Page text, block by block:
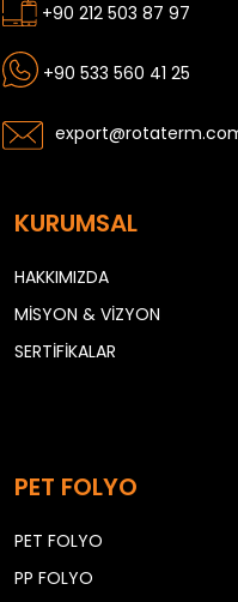
+90 212 503 87 97
+90 533 560 41 25
KURUMSAL
HAKKIMIZDA
MİSYON & VİZYON
SERTİFİKALAR
PET FOLYO
PET FOLYO
PP FOLYO